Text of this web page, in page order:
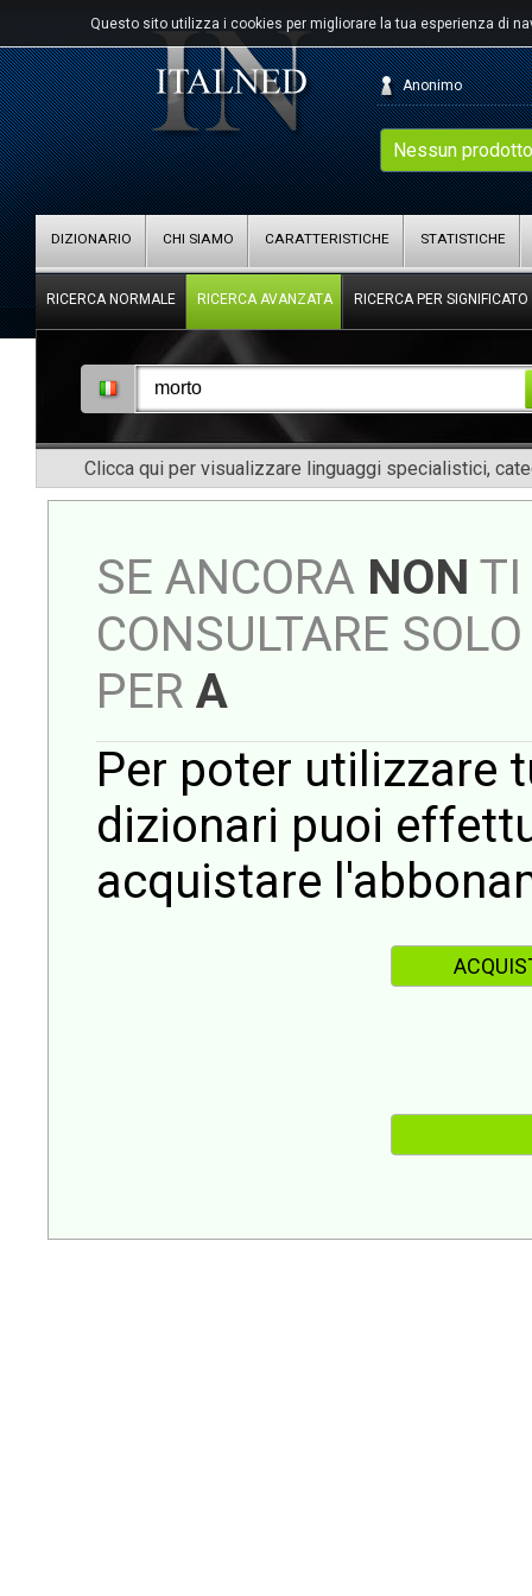
Questo sito utilizza i cookies per migliorare la tua esperienza di
Nessun
Anonimo
DIZIONARIO CHI SIAMO CARATTERISTICHE STATISTICHE
RICERCA NORMALE RICERCA AVANZATA RICERCA PER SIGNIFICATO
Clicca qui per visualizzare linguaggi specialistici,
SE ANCORA NON TI
CONSULTARE
PER A
Per poter utilizzare
dizionari puoi
acquistare